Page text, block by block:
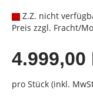
Z.Z. nicht
Preis zzgl. Fracht/
4.999,00
pro Stück (inkl.